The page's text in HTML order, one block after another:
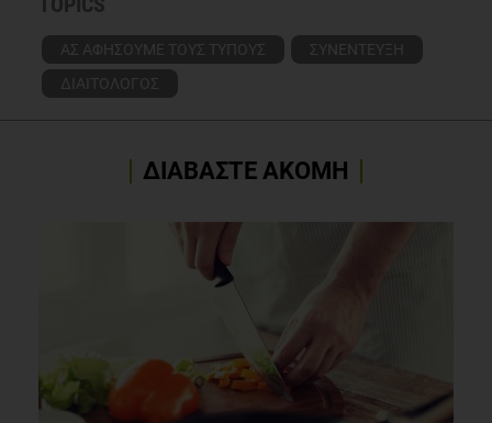
ΑΣ ΑΦΗΣΟΥΜΕ ΤΟΥΣ ΤΥΠΟΥΣ
ΣΥΝΕΝΤΕΥΞΗ
ΔΙΑΙΤΟΛΟΓΟΣ
ΔΙΑΒΑΣΤΕ ΑΚΟΜΗ